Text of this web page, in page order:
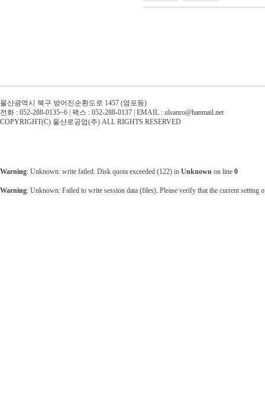
울산광역시 북구 방어진순환도로 1457 (염포동)
전화 : 052-288-0135~6 | 팩스 : 052-288-0137 | EMAIL : ulsanro@hanmail.net
COPYRIGHT(C) 울산로공업(주) ALL RIGHTS RESERVED
Warning: Unknown: write failed: Disk quota exceeded (122) in Unknown on line 0
Warning: Unknown: Failed to write session data (files). Please verify that the current setting